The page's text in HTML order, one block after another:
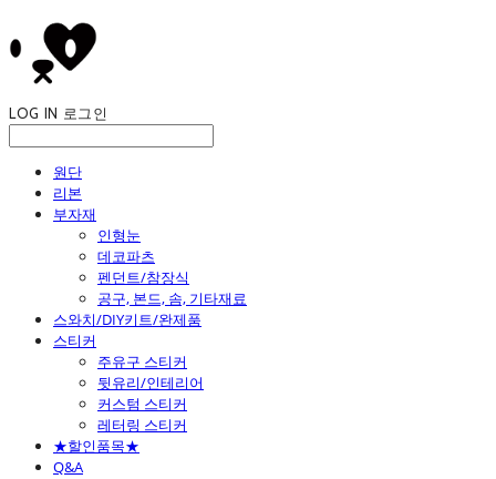
LOG IN 로그인
원단
리본
부자재
인형눈
데코파츠
펜던트/참장식
공구, 본드, 솜, 기타재료
스와치/DIY키트/완제품
스티커
주유구 스티커
뒷유리/인테리어
커스텀 스티커
레터링 스티커
★할인품목★
Q&A